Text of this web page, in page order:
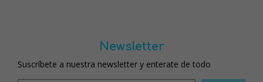
Newsletter
Suscríbete a nuestra newsletter y enterate de todo